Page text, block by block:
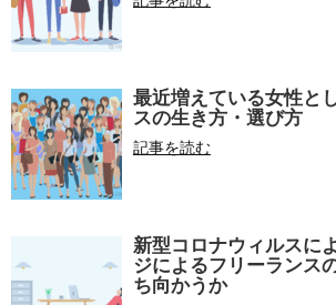
最近増えている女性と
スの生き方・選び方
記事を読む
新型コロナウィルスに
ジによるフリーランス
ち向かうか